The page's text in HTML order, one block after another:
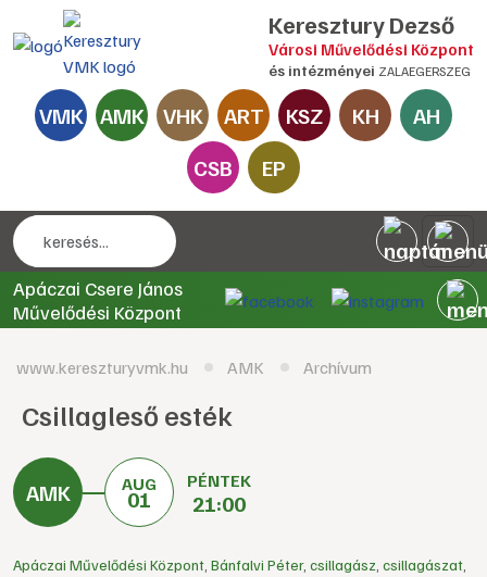
Keresztury Dezső
Városi Művelődési Központ
és intézményei ZALAEGERSZEG
VMK AMK VHK ART KSZ KH
AH
CSB
EP
Apáczai Csere János
Művelődési Központ
www.kereszturyvmk.hu AMK Archívum
Csillagleső esték
AUG
01
PÉNTEK
21:00
Apáczai Művelődési Központ Bánfalvi Péter, csillagász csillagászat